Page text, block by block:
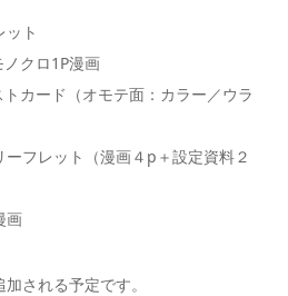
ット
ノクロ1P漫画
カード（オモテ面：カラー／ウラ
ーフレット（漫画４p＋設定資料２
画
される予定です。